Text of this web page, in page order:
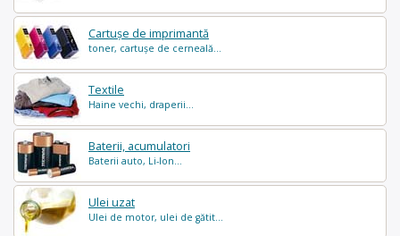
Cartușe de imprimantă
toner, cartușe de cerneală...
Textile
Haine vechi, draperii...
Baterii, acumulatori
Baterii auto, Li-Ion...
Ulei uzat
Ulei de motor, ulei de gătit...